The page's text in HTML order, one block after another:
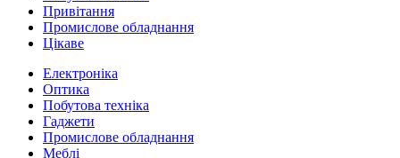
Привітання
Промислове обладнання
Цікаве
Close
Menu
Електроніка
Оптика
Побутова техніка
Гаджети
Промислове обладнання
Меблі